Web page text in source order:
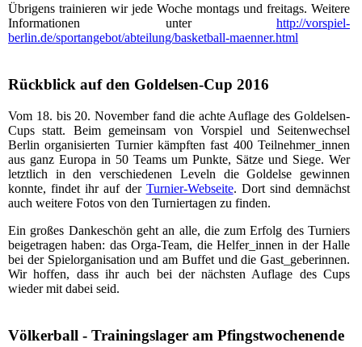
Übrigens trainieren wir jede Woche montags und freitags. Weitere
Informationen unter http://vorspiel-
berlin.de/sportangebot/abteilung/basketball-maenner.html
Rückblick auf den Goldelsen-Cup 2016
Vom 18. bis 20. November fand die achte Auflage des Goldelsen-
Cups statt. Beim gemeinsam von Vorspiel und Seitenwechsel
Berlin organisierten Turnier kämpften fast 400 Teilnehmer_innen
aus ganz Europa in 50 Teams um Punkte, Sätze und Siege. Wer
letztlich in den verschiedenen Leveln die Goldelse gewinnen
konnte, findet ihr auf der Turnier-Webseite. Dort sind demnächst
auch weitere Fotos von den Turniertagen zu finden.
Ein großes Dankeschön geht an alle, die zum Erfolg des Turniers
beigetragen haben: das Orga-Team, die Helfer_innen in der Halle
bei der Spielorganisation und am Buffet und die Gast_geberinnen.
Wir hoffen, dass ihr auch bei der nächsten Auflage des Cups
wieder mit dabei seid.
Völkerball - Trainingslager am Pfingstwochenende